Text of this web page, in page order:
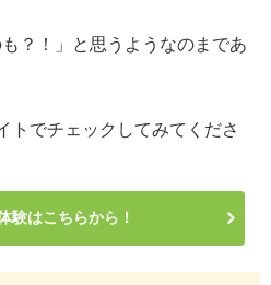
？！」と思うようなのまであ
トでチェックしてみてくださ
験はこちらから！